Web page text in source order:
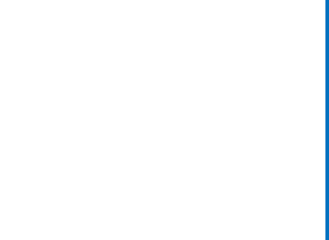
平成23年のみ平成24年2月1日現
械の分類は廃止。また、衣服は繊維
す。...
のデータを参照しています。